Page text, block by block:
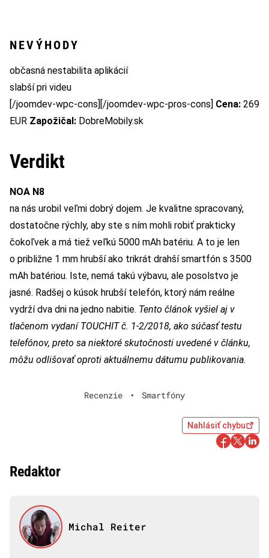
NEVÝHODY
občasná nestabilita aplikácií
slabší pri videu
[/joomdev-wpc-cons][/joomdev-wpc-pros-cons] Cena: 269
EUR Zapožičal: DobreMobily.sk
Verdikt
NOA N8
na nás urobil veľmi dobrý dojem. Je kvalitne spracovaný,
dostatočne rýchly, aby ste s ním mohli robiť prakticky
čokoľvek a má tiež veľkú 5000 mAh batériu. A to je len
o približne 1 mm hrubší ako trikrát drahší smartfón s 3500
mAh batériou. Iste, nemá takú výbavu, ale posolstvo je
jasné. Radšej o kúsok hrubší telefón, ktorý nám reálne
vydrží dva dni na jedno nabitie. Tento článok vyšiel aj v
tlačenom vydaní TOUCHIT č. 1-2/2018, ako súčasť testu
telefónov, preto sa niektoré skutočnosti uvedené v článku,
môžu odlišovať oproti aktuálnemu dátumu publikovania.
Recenzie • Smartfóny
Nahlásiť chybu
Redaktor
Michal Reiter